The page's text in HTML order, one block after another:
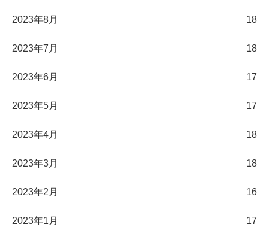
2023年8月 18
2023年7月 18
2023年6月 17
2023年5月 17
2023年4月 18
2023年3月 18
2023年2月 16
2023年1月 17